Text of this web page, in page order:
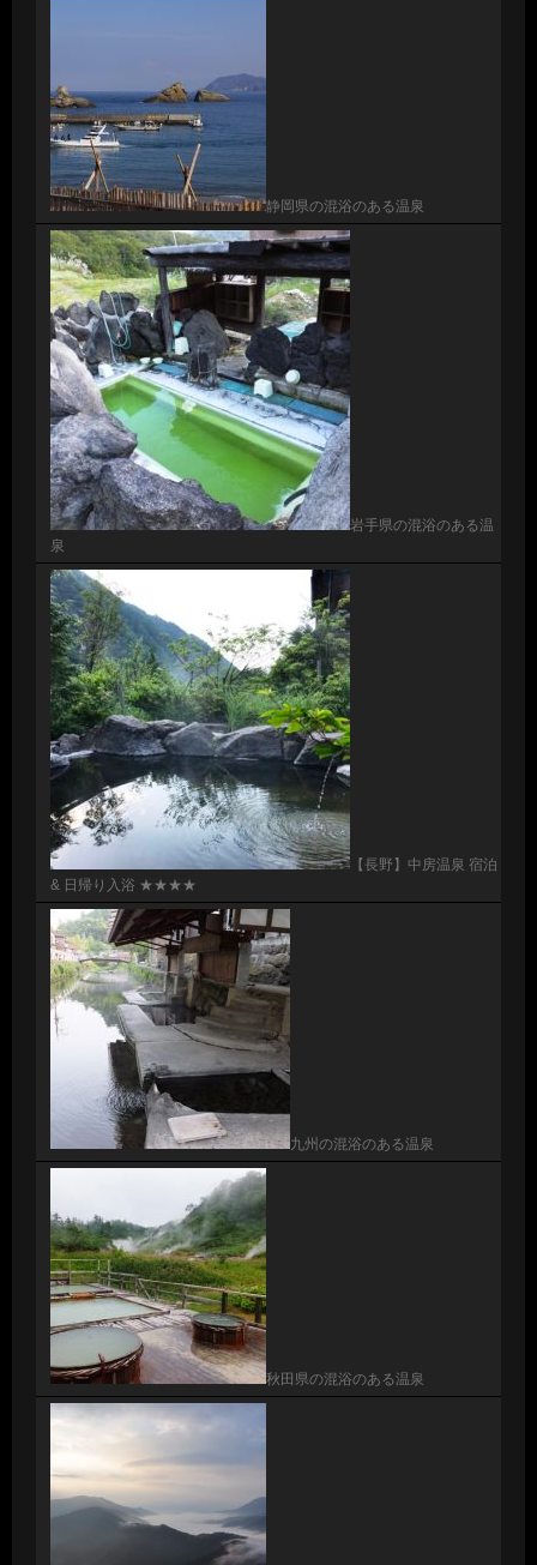
静岡県の混浴のある温泉
岩手県の混浴のある温
泉
【長野】中房温泉 宿泊
& 日帰り入浴 ★★★★
九州の混浴のある温泉
秋田県の混浴のある温泉